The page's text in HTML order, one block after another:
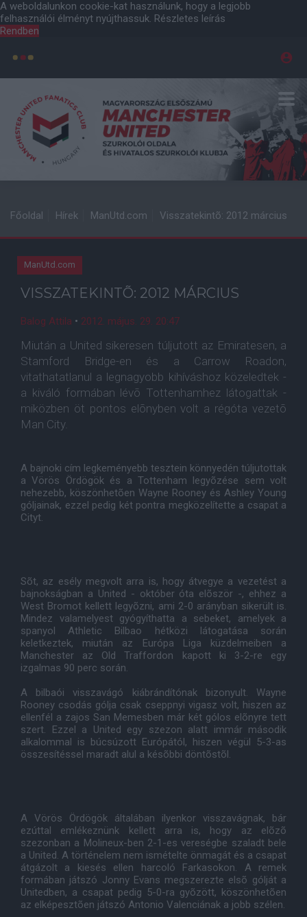
A weboldalunkon cookie-kat használunk, hogy a legjobb
felhasználói élményt nyújthassuk. Részletes leírás
Rendben
Főoldal Hírek ManUtd.com Visszatekintõ: 2012 március
ManUtd.com
VISSZATEKINTÕ: 2012 MÁRCIUS
Balog Attila • 2012. május. 29. 20:47
Miután a United sikeresen túljutott az Emiratesen, a
Stamford Bridge-en és a Carrow Roadon,
vitathatatlanul a legnagyobb kihíváshoz közeledtek -
a kiváló formában lévõ Tottenhamhez látogattak -
miközben öt pontos elõnyben volt a régóta vezetõ
Man City.
A bajnoki cím legkeményebb tesztein könnyedén túljutottak
a Vörös Ördögök és a Tottenham legyõzése sem volt
nehezebb, köszönhetõen Wayne Rooney és Ashley Young
góljainak, ezzel pedig két pontra megközelítette a csapat a
Cityt.
Sõt, az esély megvolt arra is, hogy átvegye a vezetést a
bajnokságban a United - október óta elõször -, ehhez a
West Bromot kellett legyõzni, ami 2-0 arányban sikerült is.
Mindez valamelyest gyógyíthatta a sebeket, amelyek a
spanyol Athletic Bilbao hétközi látogatása során
keletkeztek, miután az Európa Liga küzdelmeiben a
Manchester az Old Traffordon kapott ki 3-2-re egy
izgalmas 90 perc során.
A bilbaói visszavágó kiábrándítónak bizonyult. Wayne
Rooney csodás gólja csak cseppnyi vigasz volt, hiszen az
ellenfél a zajos San Memesben már két gólos elõnyre tett
szert. Ezzel a United egy szezon alatt immár második
alkalommal is búcsúzott Európától, hiszen végül 5-3-as
összesítéssel maradt alul a késõbbi döntõstõl.
A Vörös Ördögök általában ilyenkor visszavágnak, bár
ezúttal emlékeznünk kellett arra is, hogy az elõzõ
szezonban a Molineux-ben 2-1-es vereségbe szaladt bele
a United. A történelem nem ismételte önmagát és a csapat
átgázolt a kiesés ellen harcoló Farkasokon. A remek
formában játszó Jonny Evans megszerezte elsõ gólját a
Unitedben, a csapat pedig 5-0-ra gyõzött, köszönhetõen
az elképesztõen játszó Antonio Valenciának a jobb szélen.